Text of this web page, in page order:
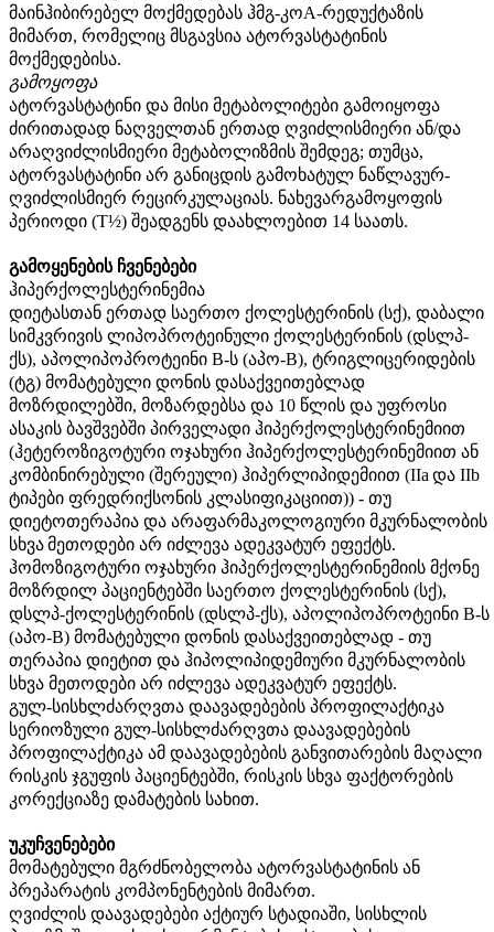
მაინჰიბირებელ მოქმედებას ჰმგ-კოА-რედუქტაზის
მიმართ, რომელიც მსგავსია ატორვასტატინის
მოქმედებისა.
გამოყოფა
ატორვასტატინი და მისი მეტაბოლიტები გამოიყოფა
ძირითადად ნაღველთან ერთად ღვიძლისმიერი ან/და
არაღვიძლისმიერი მეტაბოლიზმის შემდეგ; თუმცა,
ატორვასტატინი არ განიცდის გამოხატულ ნაწლავურ-
ღვიძლისმიერ რეცირკულაციას. ნახევარგამოყოფის
პერიოდი (T½) შეადგენს დაახლოებით 14 საათს.
გამოყენების ჩვენებები
ჰიპერქოლესტერინემია
დიეტასთან ერთად საერთო ქოლესტერინის (სქ), დაბალი
სიმკვრივის ლიპოპროტეინული ქოლესტერინის (დსლპ-
ქს), აპოლიპოპროტეინი B-ს (აპო-B), ტრიგლიცერიდების
(ტგ) მომატებული დონის დასაქვეითებლად
მოზრდილებში, მოზარდებსა და 10 წლის და უფროსი
ასაკის ბავშვებში პირველადი ჰიპერქოლესტერინემიით
(ჰეტეროზიგოტური ოჯახური ჰიპერქოლესტერინემიით ან
კომბინირებული (შერეული) ჰიპერლიპიდემიით (IIa და IIb
ტიპები ფრედრიქსონის კლასიფიკაციით)) - თუ
დიეტოთერაპია და არაფარმაკოლოგიური მკურნალობის
სხვამეთოდები არ იძლევა ადეკვატურ ეფექტს.
ჰომოზიგოტური ოჯახური ჰიპერქოლესტერინემიის მქონე
მოზრდილ პაციენტებში საერთო ქოლესტერინის (სქ),
დსლპ-ქოლესტერინის (დსლპ-ქს), აპოლიპოპროტეინი B-ს
(აპო-B) მომატებული დონის დასაქვეითებლად - თუ
თერაპია დიეტით და ჰიპოლიპიდემიური მკურნალობის
სხვა მეთოდები არ იძლევა ადეკვატურ ეფექტს.
გულ-სისხლძარღვთა დაავადებების პროფილაქტიკა
სერიოზული გულ-სისხლძარღვთა დაავადებების
პროფილაქტიკა ამ დაავადებების განვითარების მაღალი
რისკის ჯგუფის პაციენტებში, რისკის სხვა ფაქტორების
კორექციაზე დამატების სახით.
უკუჩვენებები
მომატებული მგრძნობელობა ატორვასტატინის ან
პრეპარატის კომპონენტების მიმართ.
ღვიძლის დაავადებები აქტიურ სტადიაში, სისხლის